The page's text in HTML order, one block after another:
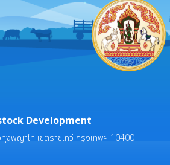
Development
พญาไท เขตราชเทวี กรุงเทพฯ 10400